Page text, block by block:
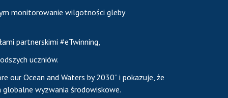
monitorowanie wilgotności gleby
partnerskimi #eTwinning,
uczniów.
our Ocean and Waters by 2030” i pokazuje, że
globalne wyzwania środowiskowe.